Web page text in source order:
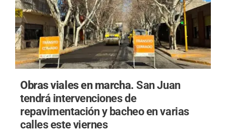
Obras viales en marcha.San Juan
tendrá intervenciones de
repavimentación y bacheo en varias
calles este viernes